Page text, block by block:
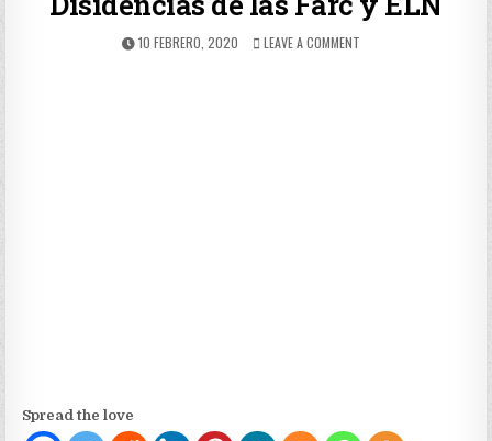
PUBLISHED
10 FEBRERO, 2020 LEAVE A COMMENTON
Spread the love